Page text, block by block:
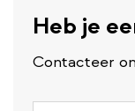
Heb je
Contacteer